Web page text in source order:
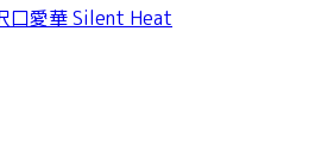
口愛華 Silent Heat